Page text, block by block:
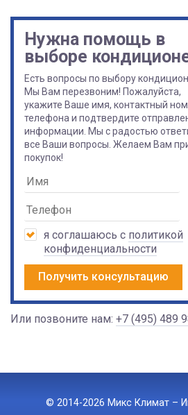
Нужна помощь в
выборе
Есть вопросы по выбору
Мы Вам перезвоним! Пожалуйста,
укажите Ваше имя, контактный
телефона и подтвердите
информации. Мы с радостью
все Ваши вопросы. Желаем Вам
покупок!
я соглашаюсь с политикой
конфиденциальности
Получить консультацию
Или позвоните нам: +7 (495) 489
© 2014-2026 Микс Климат –